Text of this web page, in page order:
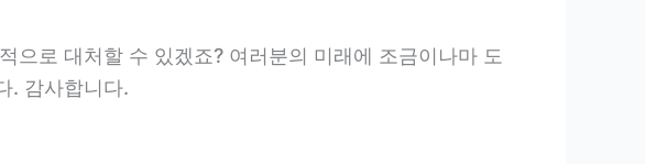
으로 대처할 수 있겠죠? 여러분의 미래에 조금이나마 도
. 감사합니다.